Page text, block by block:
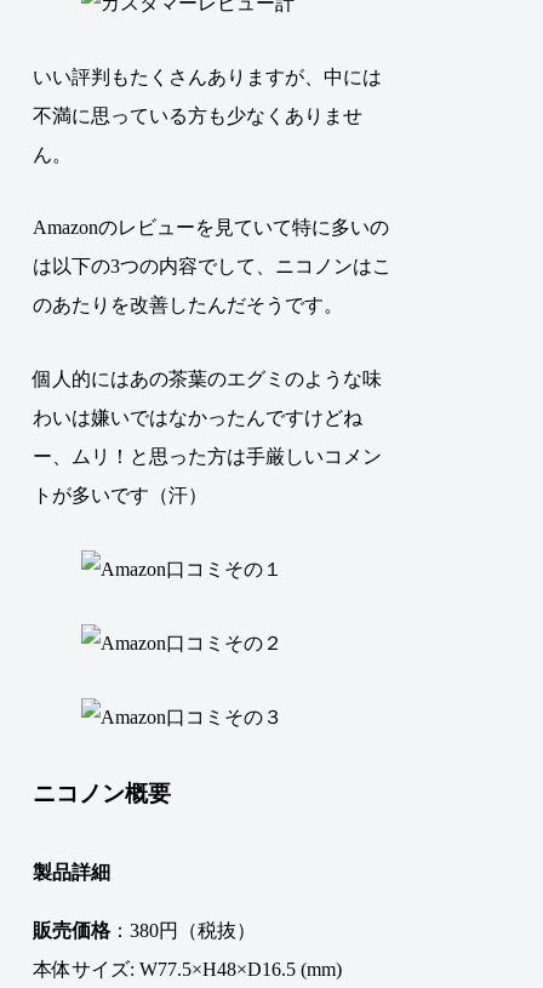
いい評判もたくさんありますが、中には
不満に思っている方も少なくありませ
ん。
Amazonのレビューを見ていて特に多いの
は以下の3つの内容でして、ニコノンはこ
のあたりを改善したんだそうです。
個人的にはあの茶葉のエグミのような味
わいは嫌いではなかったんですけどね
ー、ムリ！と思った方は手厳しいコメン
トが多いです（汗）
ニコノン概要
製品詳細
販売価格：380円（税抜）
本体サイズ: W77.5×H48×D16.5 (mm)